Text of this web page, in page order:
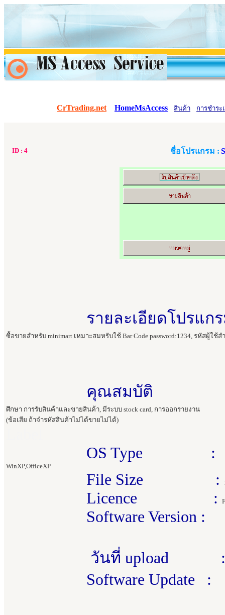
CrTrading.net HomeMsAccess สินค้า การชำระ
ID : 4 ชื่อโปรแกรม :
รายละเอียดโปรแ
ซื้อขายสำหรับ minimart เหมาะสมหรับใช้ Bar Code password:1234, รหัสผู้ใช้
คุณสมบัติ
ศึกษา การรับสินค้าและขายสินค้า, มีระบบ stock card, การออกรายงาน
(ข้อเสีย ถ้าจำรหัสสินค้าไม่ได้ขายไม่ได้)
OS Type :
WinXP,OfficeXP
File Size :
Licence :
Software Version :
วันที่ upload :
Software Update :